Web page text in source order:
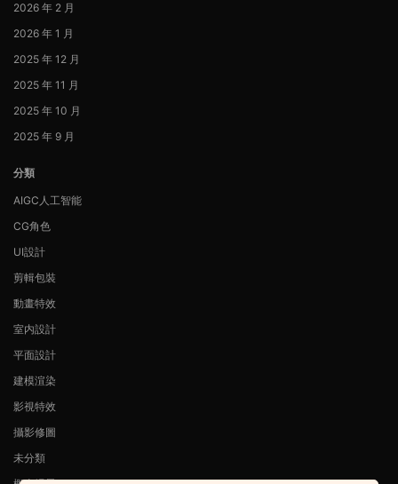
2026 年 2 月
2026 年 1 月
2025 年 12 月
2025 年 11 月
2025 年 10 月
2025 年 9 月
分類
AIGC人工智能
CG角色
UI設計
剪輯包裝
動畫特效
室内設計
平面設計
建模渲染
影視特效
攝影修圖
未分類